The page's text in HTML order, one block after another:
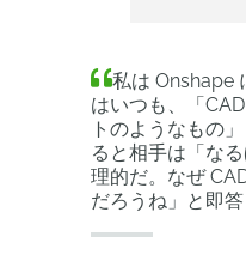
私は Onshape
はいつも、「
トのようなもの
ると相手は「な
理的だ。なぜ
だろうね」と即答